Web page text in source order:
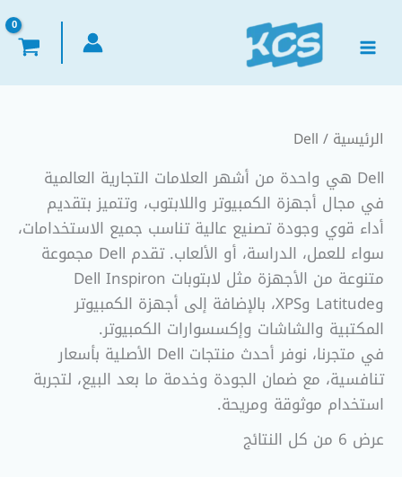
المحتوى
الرئيسية / Dell
Dell هي واحدة من أشهر العلامات التجارية العالمية
في مجال أجهزة الكمبيوتر واللابتوب، وتتميز بتقديم
أداء قوي وجودة تصنيع عالية تناسب جميع الاستخدامات،
سواء للعمل، الدراسة، أو الألعاب. تقدم Dell مجموعة
متنوعة من الأجهزة مثل لابتوبات Dell Inspiron
وLatitude وXPS، بالإضافة إلى أجهزة الكمبيوتر
المكتبية والشاشات وإكسسوارات الكمبيوتر.
في متجرنا، نوفر أحدث منتجات Dell الأصلية بأسعار
تنافسية، مع ضمان الجودة وخدمة ما بعد البيع، لتجربة
استخدام موثوقة ومريحة.
عرض ⁦6⁩ من كل النتائج